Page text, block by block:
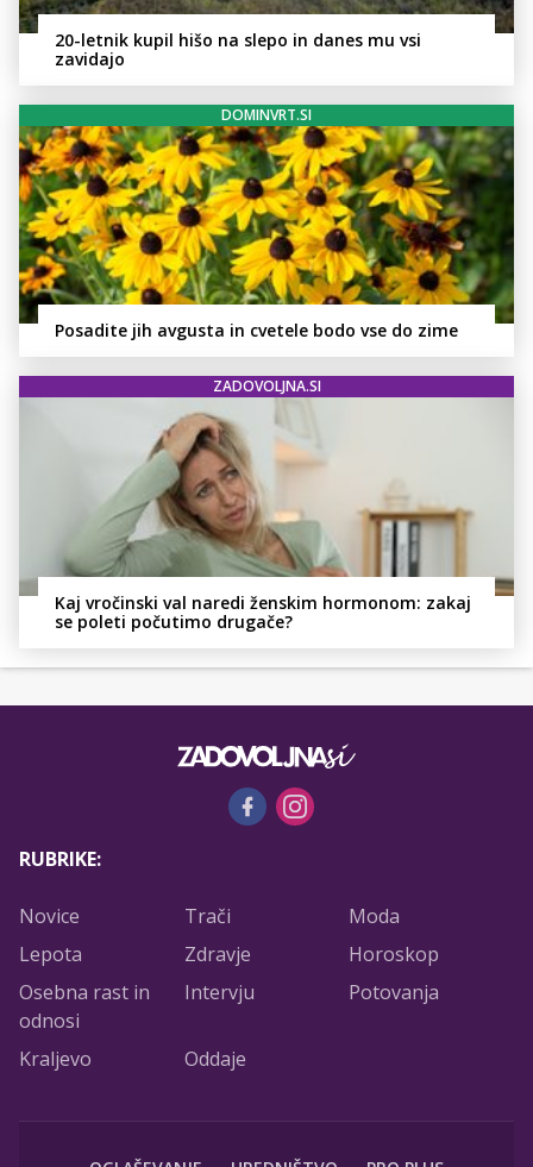
20-letnik kupil hišo na slepo in danes mu vsi
zavidajo
DOMINVRT.SI
Posadite jih avgusta in cvetele bodo vse do zime
ZADOVOLJNA.SI
Kaj vročinski val naredi ženskim hormonom: zakaj
se poleti počutimo drugače?
RUBRIKE:
Novice Trači
Moda
Lepota
Zdravje
Horoskop
Osebna rast in
odnosi
Intervju Potovanja
Kraljevo Oddaje